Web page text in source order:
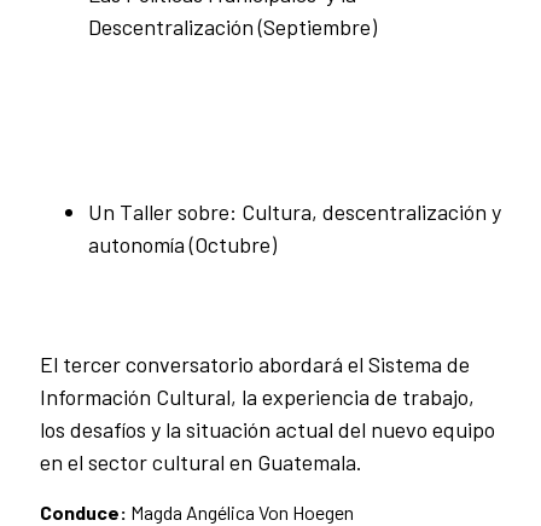
Descentralización (Septiembre)
Un Taller sobre: Cultura, descentralización y
autonomía (Octubre)
El tercer conversatorio abordará el Sistema de
Información Cultural, la experiencia de trabajo,
los desafíos y la situación actual del nuevo equipo
en el sector cultural en Guatemala.
Conduce: Magda Angélica Von Hoegen